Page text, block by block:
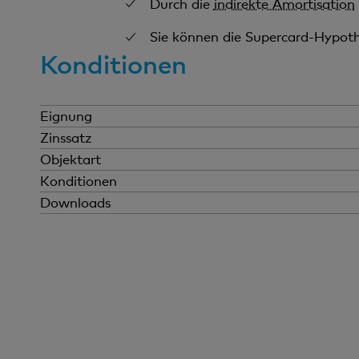
Durch die indirekte Amortisation
Sie können die Supercard-
Konditionen
Eignung
Zinssatz
Objektart
Konditionen
Downloads